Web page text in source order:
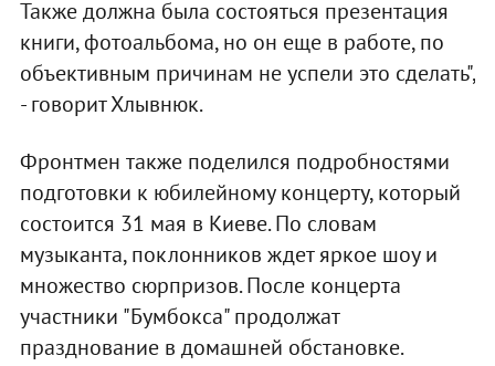
Также должна была состояться презентация
книги, фотоальбома, но он еще в работе, по
объективным причинам не успели это сделать",
- говорит Хлывнюк.
Фронтмен также поделился подробностями
подготовки к юбилейному концерту, который
состоится 31 мая в Киеве. По словам
музыканта, поклонников ждет яркое шоу и
множество сюрпризов. После концерта
участники "Бумбокса" продолжат
празднование в домашней обстановке.